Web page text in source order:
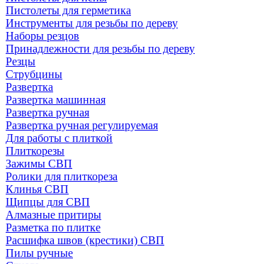
Пистолеты для герметика
Инструменты для резьбы по дереву
Наборы резцов
Принадлежности для резьбы по дереву
Резцы
Струбцины
Развертка
Развертка машинная
Развертка ручная
Развертка ручная регулируемая
Для работы с плиткой
Плиткорезы
Зажимы СВП
Ролики для плиткореза
Клинья СВП
Щипцы для СВП
Алмазные притиры
Разметка по плитке
Расшифка швов (крестики) СВП
Пилы ручные